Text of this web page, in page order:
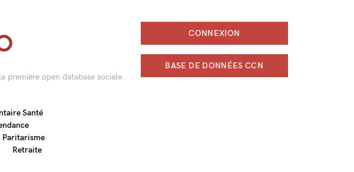
première open database sociale.
CONNEXION
BASE DE DONNÉES CCN
Santé
Paritarisme
Retraite